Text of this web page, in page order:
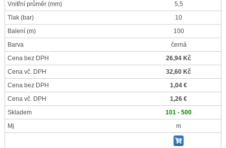
Vnitřní průměr (mm)
5,5
Tlak (bar)
10
Balení (m)
100
Barva
černá
Cena bez DPH
26,94 Kč
Cena vč. DPH
32,60 Kč
Cena bez DPH
1,04 €
Cena vč. DPH
1,26 €
Skladem
101 - 500
Mj
m